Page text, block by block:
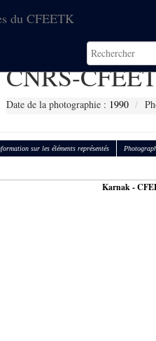
du CFEETK
CNRS-
Date de la photographie : 1990
sur les éléments représentés